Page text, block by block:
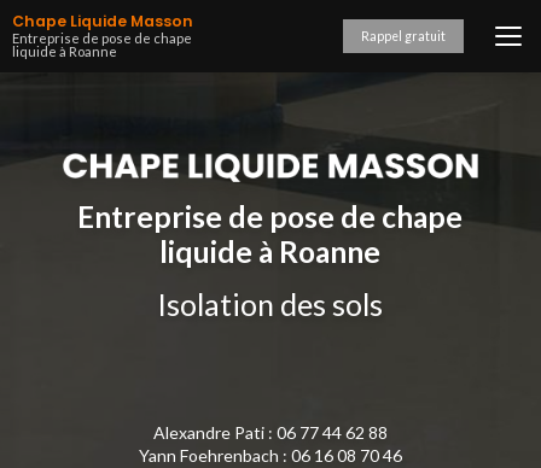
Aller
au
contenu
Chape Liquide Masson
Entreprise de pose de chape
liquide à Roanne
Rappel gratuit
Entreprise de pose de chape
liquide à Roanne
Isolation des sols
Alexandre Pati : 06 77 44 62 88
Yann Foehrenbach : 06 16 08 70 46